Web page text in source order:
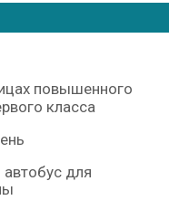
повышенного
класса
для